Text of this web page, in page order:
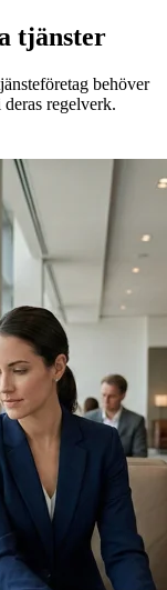
tjänster
behöver
regelverk.